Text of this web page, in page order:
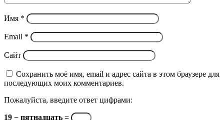
Имя *
Email *
Сайт
Сохранить моё имя, email и адрес сайта в этом браузере для
последующих моих комментариев.
Пожалуйста, введите ответ цифрами:
19 − пятнадцать =